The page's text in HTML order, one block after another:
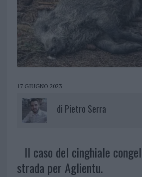
17 GIUGNO 2023
di Pietro Serra
Il caso del cinghiale
strada per Aglientu.